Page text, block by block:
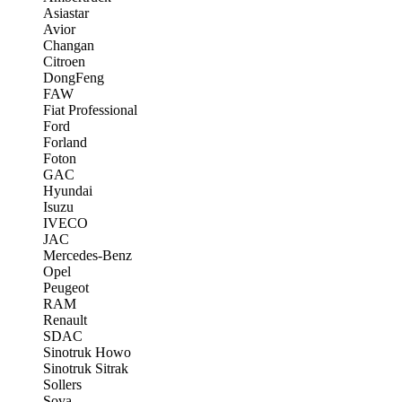
Asiastar
Avior
Changan
Citroen
DongFeng
FAW
Fiat Professional
Ford
Forland
Foton
GAC
Hyundai
Isuzu
IVECO
JAC
Mercedes-Benz
Opel
Peugeot
RAM
Renault
SDAC
Sinotruk Howo
Sinotruk Sitrak
Sollers